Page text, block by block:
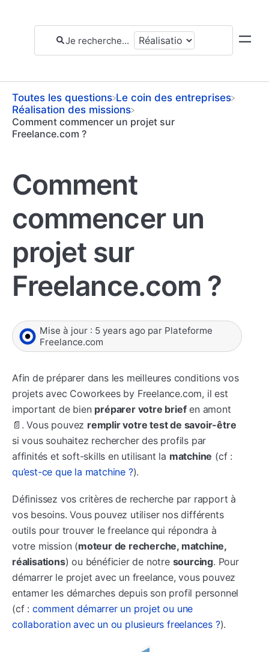
Toutes les questions ​Le coin des entreprises
​Réalisation des missions
Comment commencer un projet sur
Freelance.com ?
Comment
commencer un
projet sur
Freelance.com ?
Mise à jour : 5 years ago par Plateforme
Freelance.com
Afin de préparer dans les meilleures conditions vos
projets avec Coworkees by Freelance.com, il est
important de bien préparer votre briefen amont
📄. Vous pouvez remplir votre test de savoir-être
si vous souhaitez rechercher des profils par
affinités et soft-skills en utilisant la matchine (cf :
qu’est-ce que la matchine ?).
Définissez vos critères de recherche par rapport à
vos besoins. Vous pouvez utiliser nos différents
outils pour trouver le freelance qui répondra à
votre mission (moteur de recherche, matchine,
réalisations) ou bénéficier de notre sourcing. Pour
démarrer le projet avec un freelance, vous pouvez
entamer les démarches depuis son profil personnel
(cf : comment démarrer un projet ou une
collaboration avec un ou plusieurs freelances ?).